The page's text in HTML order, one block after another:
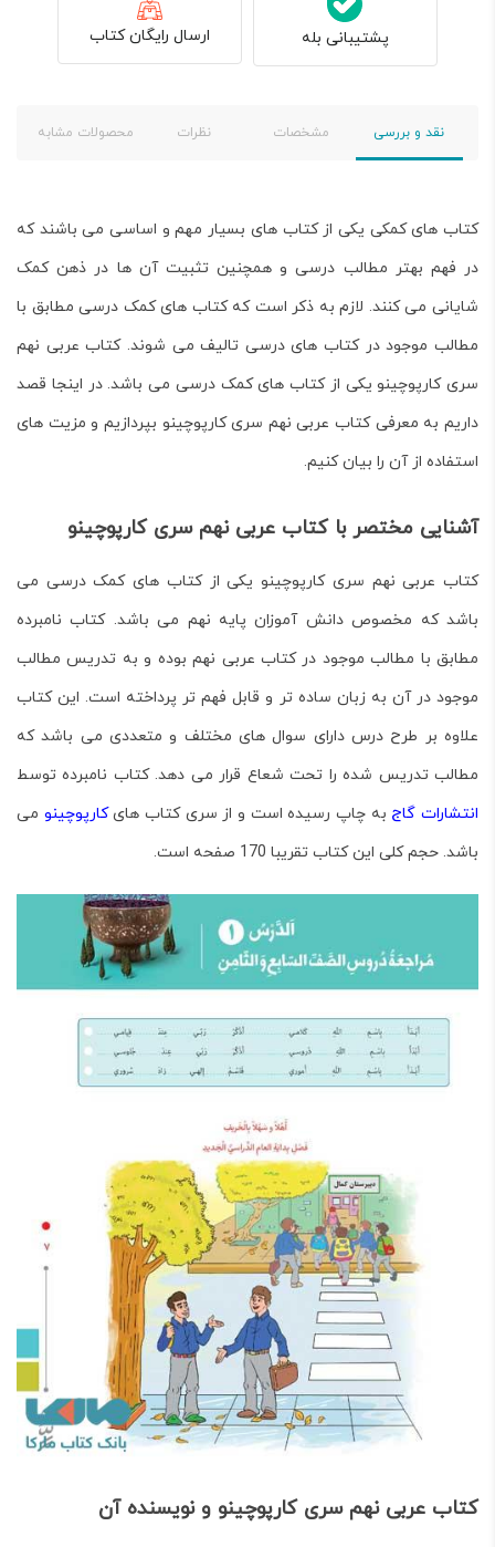
پشتیبانی بله ارسال رایگان کتاب
نقد و بررسی مشخصات نظرات محصولات مشابه
کتاب های کمکی یکی از کتاب های بسیار مهم و اساسی می باشند که
در فهم بهتر مطالب درسی و همچنین تثبیت آن ها در ذهن کمک
شایانی می کنند. لازم به ذکر است که کتاب های کمک درسی مطابق با
مطالب موجود در کتاب های درسی تالیف می شوند.کتاب عربی نهم
سری کارپوچینویکی از کتاب های کمک درسی می باشد. در اینجا قصد
داریم به معرفی کتاب عربی نهم سری کارپوچینو بپردازیم و مزیت های
استفاده از آن را بیان کنیم.
آشنایی مختصر با کتاب عربی نهم سری کارپوچینو
کتاب عربی نهم سری کارپوچینو یکی از کتاب های کمک درسی می
باشد که مخصوص دانش آموزان پایه نهم می باشد. کتاب نامبرده
مطابق با مطالب موجود در کتاب عربی نهم بوده و به تدریس مطالب
موجود در آن به زبان ساده تر و قابل فهم تر پرداخته است. این کتاب
علاوه بر طرح درس دارای سوال های مختلف و متعددی می باشد که
مطالب تدریس شده را تحت شعاع قرار می دهد. کتاب نامبرده توسط
انتشارات گاج به چاپ رسیده است و از سری کتاب هایکارپوچینو می
باشد. حجم کلی این کتاب تقریبا 170 صفحه است.
کتاب عربی نهم سری کارپوچینو و نویسنده آن